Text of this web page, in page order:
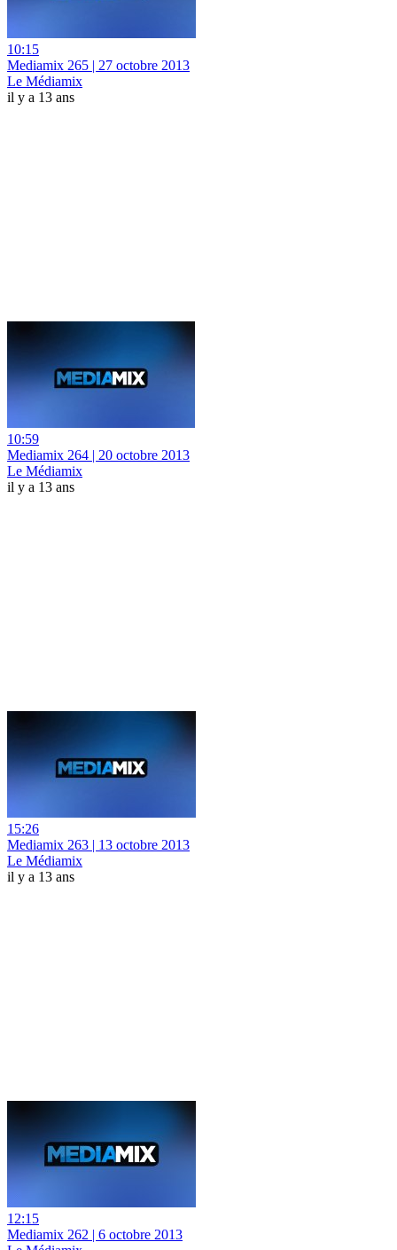
10:15
Mediamix 265 | 27 octobre 2013
Le Médiamix
il y a 13 ans
10:59
Mediamix 264 | 20 octobre 2013
Le Médiamix
il y a 13 ans
15:26
Mediamix 263 | 13 octobre 2013
Le Médiamix
il y a 13 ans
12:15
Mediamix 262 | 6 octobre 2013